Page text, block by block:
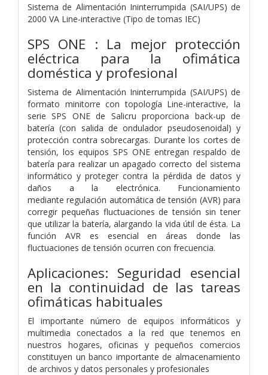
Sistema de Alimentación Ininterrumpida (SAI/UPS) de
2000 VA Line-interactive (Tipo de tomas IEC)
SPS ONE : La mejor protección
eléctrica para la ofimática
doméstica y profesional
Sistema de Alimentación Ininterrumpida (SAI/UPS) de
formato minitorre con topología Line-interactive, la
serie SPS ONE de Salicruproporciona back-up de
batería (con salida de ondulador pseudosenoidal) y
protección contra sobrecargas. Durante los cortes de
tensión, los equipos SPS ONE entregan respaldo de
batería para realizar un apagado correcto del sistema
informático y proteger contra la pérdida de datos y
daños a la electrónica. Funcionamiento
medianteregulación automática de tensión (AVR) para
corregir pequeñas fluctuaciones de tensión sin tener
que utilizar la batería, alargando la vida útil de ésta. La
función AVR es esencial en áreas donde las
fluctuaciones de tensión ocurren con frecuencia.
Aplicaciones: Seguridad esencial
en la continuidad de las tareas
ofimáticas habituales
El importante número de equipos informáticos y
multimedia conectados a la red que tenemos en
nuestros hogares, oficinas y pequeños comercios
constituyen un banco importante de almacenamiento
de archivos y datos personales y profesionales